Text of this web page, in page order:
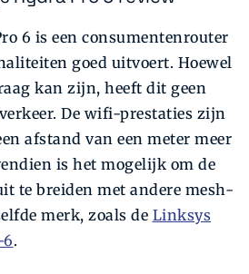
6 is een consumentenrouter
goed uitvoert. Hoewel
kan zijn, heeft dit geen
De wifi-prestaties zijn
afstand van een meter meer
is het mogelijk om de
te breiden met andere mesh-
merk, zoals de Linksys
.